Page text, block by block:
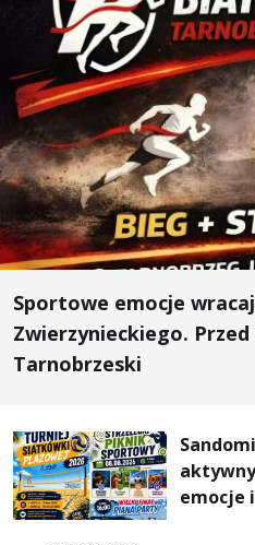
Sportowe emocje
Zwierzynieckiego.
Tarnobrzeski
emocje